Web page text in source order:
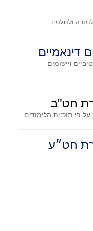
למורה ולתלמיד
דינאמיים
ויישומים
חט"ב
פי תוכנית הלימודים
חט״ע